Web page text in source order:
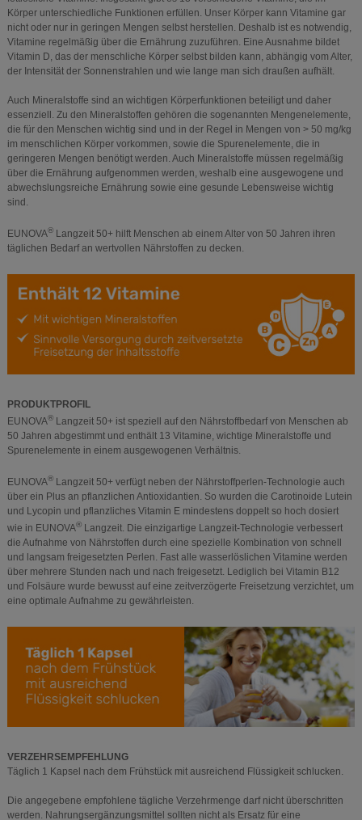
Körper unterschiedliche Funktionen erfüllen. Unser Körper kann Vitamine gar
nicht oder nur in geringen Mengen selbst herstellen. Deshalb ist es notwendig,
Vitamine regelmäßig über die Ernährung zuzuführen. Eine Ausnahme bildet
Vitamin D, das der menschliche Körper selbst bilden kann, abhängig vom Alter,
der Intensität der Sonnenstrahlen und wie lange man sich draußen aufhält.
Auch Mineralstoffe sind an wichtigen Körperfunktionen beteiligt und daher
essenziell. Zu den Mineralstoffen gehören die sogenannten Mengenelemente,
die für den Menschen wichtig sind und in der Regel in Mengen von > 50 mg/kg
im menschlichen Körper vorkommen, sowie die Spurenelemente, die in
geringeren Mengen benötigt werden. Auch Mineralstoffe müssen regelmäßig
über die Ernährung aufgenommen werden, weshalb eine ausgewogene und
abwechslungsreiche Ernährung sowie eine gesunde Lebensweise wichtig
sind.
EUNOVA®Langzeit 50+ hilft Menschen ab einem Alter von 50 Jahren ihren
täglichen Bedarf an wertvollen Nährstoffen zu decken.
PRODUKTPROFIL
EUNOVA®Langzeit 50+ ist speziell auf den Nährstoffbedarf von Menschen ab
50 Jahren abgestimmt und enthält 13 Vitamine, wichtige Mineralstoffe und
Spurenelemente in einem ausgewogenen Verhältnis.
EUNOVA®Langzeit 50+ verfügt neben der Nährstoffperlen-Technologie auch
über ein Plus an pflanzlichen Antioxidantien. So wurden die Carotinoide Lutein
und Lycopin und pflanzliches Vitamin E mindestens doppelt so hoch dosiert
wie in EUNOVA®Langzeit. Die einzigartige Langzeit-Technologie verbessert
die Aufnahme von Nährstoffen durch eine spezielle Kombination von schnell
und langsam freigesetzten Perlen. Fast alle wasserlöslichen Vitamine werden
über mehrere Stunden nach und nach freigesetzt. Lediglich bei Vitamin B12
und Folsäure wurde bewusst auf eine zeitverzögerte Freisetzung verzichtet, um
eine optimale Aufnahme zu gewährleisten.
VERZEHRSEMPFEHLUNG
Täglich 1 Kapsel nach dem Frühstück mit ausreichend Flüssigkeit schlucken.
Die angegebene empfohlene tägliche Verzehrmenge darf nicht überschritten
werden. Nahrungsergänzungsmittel sollten nicht als Ersatz für eine